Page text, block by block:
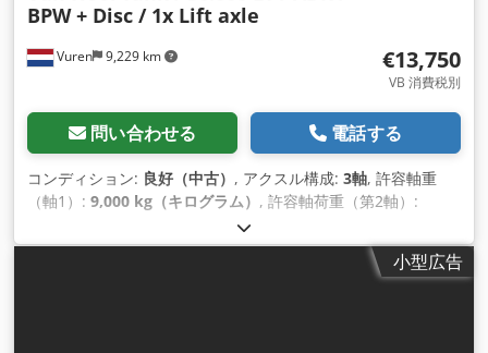
Vuren 9,229 km
BPW + Disc / 1x Lift axle
€13,750
VB 消費税別
問い合わせる 電話する
コンディション: 良好（中古） , アクスル構成: 3軸, 許容軸重
（軸1）: 9,000 kg（キログラム） , 許容軸荷重（第2軸）:
, 許容軸荷重（軸3）:
グラム）, 初回登録:10/2007, 積載スペース容量:30 m³, サス
, 色:シルバー, 製
小型広告